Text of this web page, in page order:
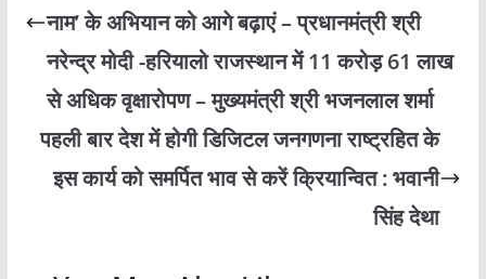
नाम’ के अभियान को आगे बढ़ाएं – प्रधानमंत्री श्री
नरेन्द्र मोदी -हरियालो राजस्थान में 11 करोड़ 61 लाख
से अधिक वृक्षारोपण – मुख्यमंत्री श्री भजनलाल शर्मा
पहली बार देश में होगी डिजिटल जनगणना राष्ट्रहित के
इस कार्य को समर्पित भाव से करें क्रियान्वित : भवानी
सिंह देथा